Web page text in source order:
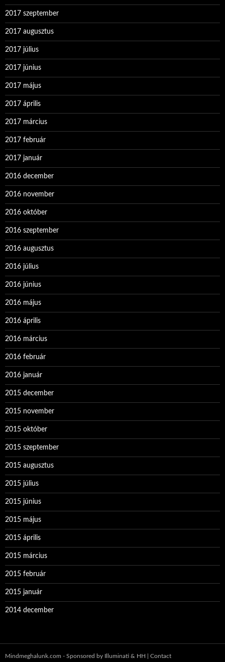
2017 szeptember
2017 augusztus
2017 július
2017 június
2017 május
2017 április
2017 március
2017 február
2017 január
2016 december
2016 november
2016 október
2016 szeptember
2016 augusztus
2016 július
2016 június
2016 május
2016 április
2016 március
2016 február
2016 január
2015 december
2015 november
2015 október
2015 szeptember
2015 augusztus
2015 július
2015 június
2015 május
2015 április
2015 március
2015 február
2015 január
2014 december
Mindmeghalunk.com - Sponsored by Illuminati & HH | Contact